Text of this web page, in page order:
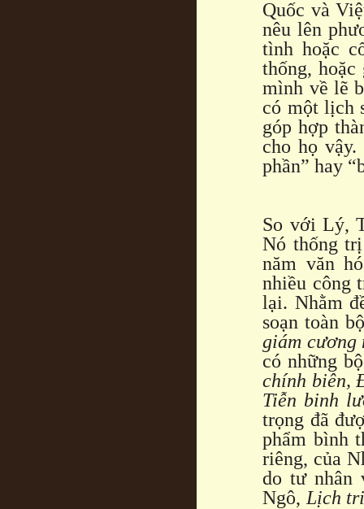
Quốc và
nêu lên
tình hoặc
thống,
mình về lẽ
có một lịch
góp hợp
cho họ
phần” hay
So với Lý,
Nó thống
năm văn
nhiều công
lại. Nhằm
soạn toàn
giám cương
có những
chính biên,
Tiễn binh
trọng đã
phẩm bình
riêng, của
do tư
Ngô, Lịch